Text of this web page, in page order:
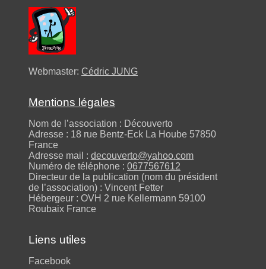
Webmaster: Cédric JUNG
Mentions légales
Nom de l’association : Découverto
Adresse : 18 rue Bentz-Eck La Hoube 57850
France
Adresse mail : decouverto@yahoo.com
Numéro de téléphone : 0677567612
Directeur de la publication (nom du président
de l’association) : Vincent Fetter
Hébergeur : OVH 2 rue Kellermann 59100
Roubaix France
Liens utiles
Facebook